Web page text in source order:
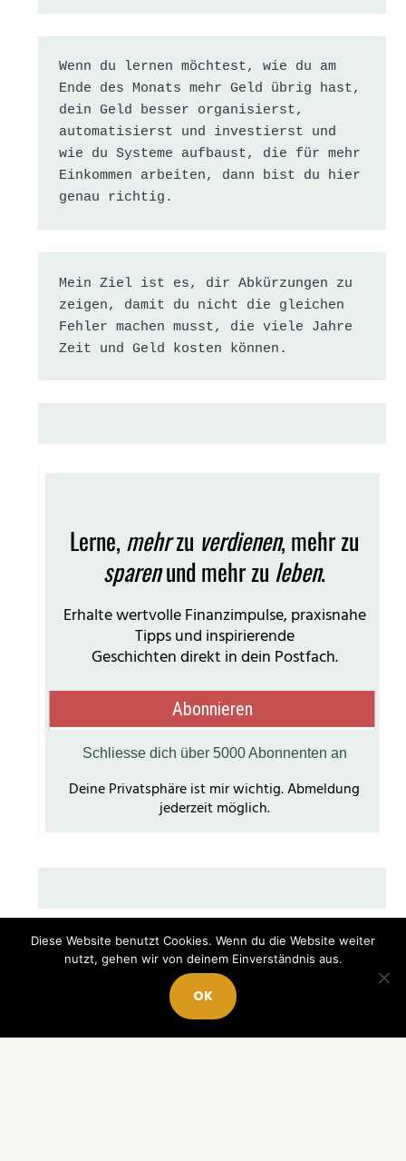
Wenn du lernen möchtest, wie du am
Ende des Monats mehr Geld übrig hast,
dein Geld besser organisierst,
automatisierst und investierst und
wie du Systeme aufbaust, die für mehr
Einkommen arbeiten, dann bist du hier
genau richtig.
Mein Ziel ist es, dir Abkürzungen zu
zeigen, damit du nicht die gleichen
Fehler machen musst, die viele Jahre
Zeit und Geld kosten können.
NADJA HORLACHER HAPPY MONEY GIRL
Diese Website benutzt Cookies. Wenn du die Website weiter
nutzt, gehen wir von deinem Einverständnis aus.
OK